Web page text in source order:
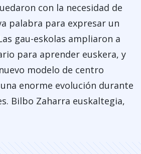
con la necesidad de
palabra para expresar un
gau-eskolas ampliaron a
para aprender euskera, y
modelo de centro
enorme evolución durante
Bilbo Zaharra euskaltegia,